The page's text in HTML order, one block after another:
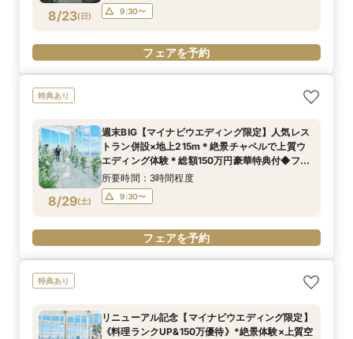
8/23(日) 9:30〜
フェアを予約
特典あり
8/29(土)
週末BIG【マイナビウエディング限定】人気レス
トラン併設×地上215m＊絶景チャペルで上質ウ
エディング体験＊総額150万円豪華特典付◆フェ
ア
所要時間：3時間程度
9:30〜
フェアを予約
特典あり
リニューアル記念【マイナビウエディング限定】
《料理ランクUP&150万優待》*絶景体験×上質空